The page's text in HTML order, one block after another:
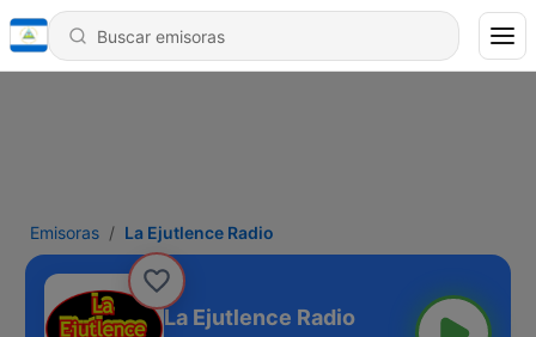
Emisoras La Ejutlence Radio
La Ejutlence Radio